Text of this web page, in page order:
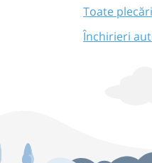
Toate
Închirieri